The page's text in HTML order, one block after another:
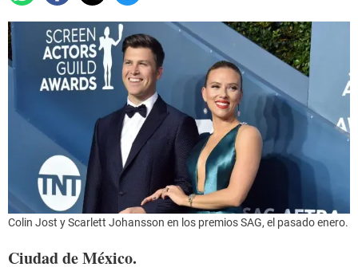
Colin Jost y Scarlett Johansson en los premios SAG, el pasado enero.
Ciudad de México.